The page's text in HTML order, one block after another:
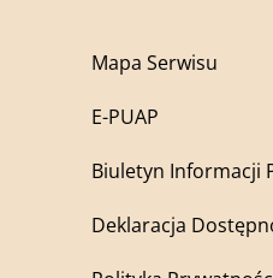
Mapa Serwisu
E-PUAP
Biuletyn Informacji
Deklaracja